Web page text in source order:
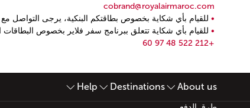
cobrand@royalairmaroc.com
للقيام بأي شكاية بخصوص بطاقتكم البنكية، يرجى التواصل مع
للقيام بأي شكاية تتعلق ببرنامج سفر فلاير بخصوص البطاقات
+212 522 48 97 60
أسفل الصفحة خريطة
About us
Destinations
Help